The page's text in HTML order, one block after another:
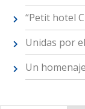
“Petit hotel
Unidas por
Un